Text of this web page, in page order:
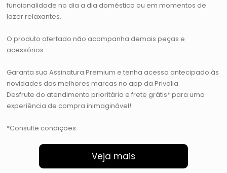
funcionalidade no dia a dia doméstico ou em momentos de
lazer relaxantes.
O produto ofertado não acompanha demais peças e
acessórios.
Garanta sua Assinatura Premium e tenha acesso antecipado às
novidades das melhores marcas no app da Privalia.
Desfrute do atendimento prioritário e frete grátis* para uma
experiência de compra inimaginável!
*Consulte condições
Veja mais